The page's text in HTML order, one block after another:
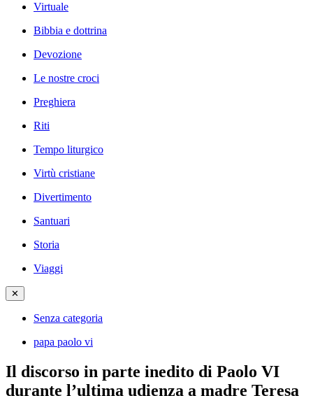
Virtuale
Bibbia e dottrina
Devozione
Le nostre croci
Preghiera
Riti
Tempo liturgico
Virtù cristiane
Divertimento
Santuari
Storia
Viaggi
✕
Senza categoria
papa paolo vi
Il discorso in parte inedito di Paolo VI
durante l’ultima udienza a madre Teresa